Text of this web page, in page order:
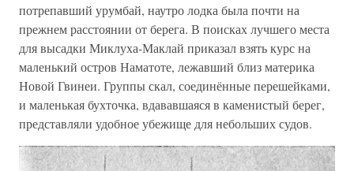
потрепавший урумбай, наутро лодка была почти на
прежнем расстоянии от берега. В поисках лучшего места
для высадки Миклуха-Маклай приказал взять курс на
маленький остров Наматоте, лежавший близ материка
Новой Гвинеи. Группы скал, соединённые перешейками,
и маленькая бухточка, вдававшаяся в каменистый берег,
представляли удобное убежище для небольших судов.